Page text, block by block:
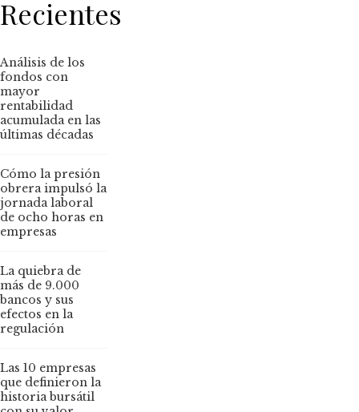
Recientes
Análisis de los
fondos con
mayor
rentabilidad
acumulada en las
últimas décadas
Cómo la presión
obrera impulsó la
jornada laboral
de ocho horas en
empresas
La quiebra de
más de 9.000
bancos y sus
efectos en la
regulación
Las 10 empresas
que definieron la
historia bursátil